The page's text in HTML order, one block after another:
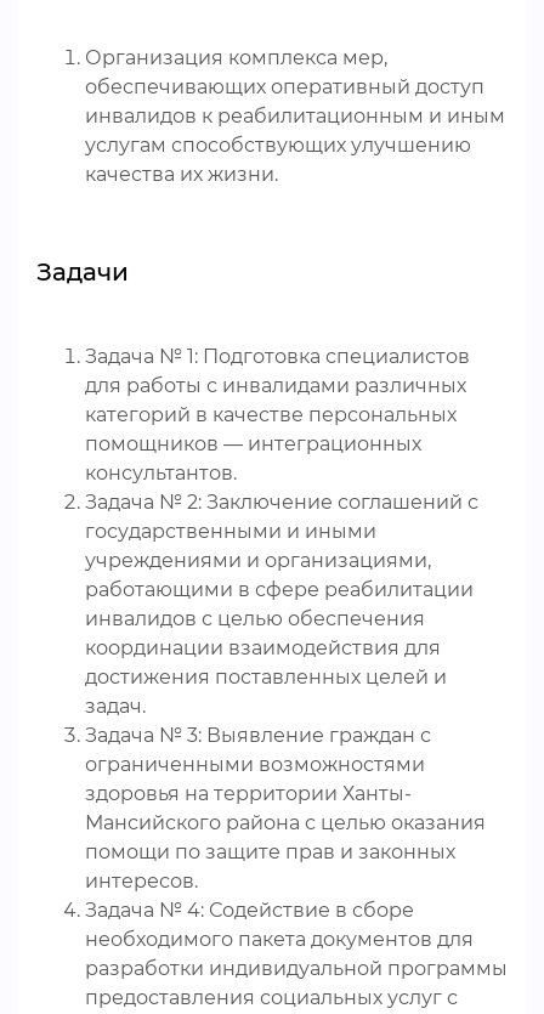
Организация комплекса мер,
обеспечивающих оперативный доступ
инвалидов к реабилитационным и иным
услугам способствующих улучшению
качества их жизни.
Задачи
Задача № 1: Подготовка специалистов
для работы с инвалидами различных
категорий в качестве персональных
помощников — интеграционных
консультантов.
Задача № 2: Заключение соглашений с
государственными и иными
учреждениями и организациями,
работающими в сфере реабилитации
инвалидов с целью обеспечения
координации взаимодействия для
достижения поставленных целей и
задач.
Задача № 3: Выявление граждан с
ограниченными возможностями
здоровья на территории Ханты-
Мансийского района с целью оказания
помощи по защите прав и законных
интересов.
Задача № 4: Содействие в сборе
необходимого пакета документов для
разработки индивидуальной программы
предоставления социальных услуг с